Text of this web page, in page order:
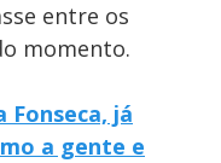
entre os
momento.
Fonseca, já
a gente e